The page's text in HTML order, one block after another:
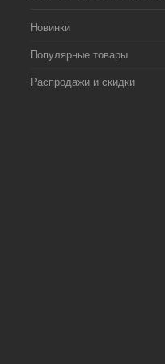
Новинки
Популярные товары
Распродажи и скидки